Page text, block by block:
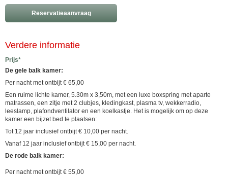
Reservatieaanvraag
Verdere informatie
Prijs*
De gele balk kamer:
Per nacht met ontbijt € 65,00
Een ruime lichte kamer, 5.30m x 3,50m, met een luxe boxspring met aparte
matrassen, een zitje met 2 clubjes, kledingkast, plasma tv, wekkerradio,
leeslamp, plafondventilator en een koelkastje. Het is mogelijk om op deze
kamer een bijzet bed te plaatsen:
Tot 12 jaar inclusief ontbijt € 10,00 per nacht.
Vanaf 12 jaar inclusief ontbijt € 15,00 per nacht.
De rode balk kamer:
Per nacht met ontbijt € 55,00